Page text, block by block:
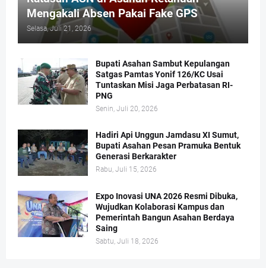
Mengakali Absen Pakai Fake GPS
Selasa, Juli 21, 2026
Bupati Asahan Sambut Kepulangan
Satgas Pamtas Yonif 126/KC Usai
Tuntaskan Misi Jaga Perbatasan RI-
PNG
Senin, Juli 20, 2026
Hadiri Api Unggun Jamdasu XI Sumut,
Bupati Asahan Pesan Pramuka Bentuk
Generasi Berkarakter
Rabu, Juli 15, 2026
Expo Inovasi UNA 2026 Resmi Dibuka,
Wujudkan Kolaborasi Kampus dan
Pemerintah Bangun Asahan Berdaya
Saing
Sabtu, Juli 18, 2026